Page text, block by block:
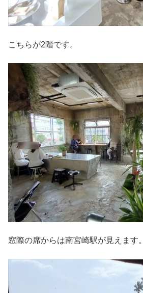
こちらが2階です。
窓際の席からは南宮崎駅が見えます。